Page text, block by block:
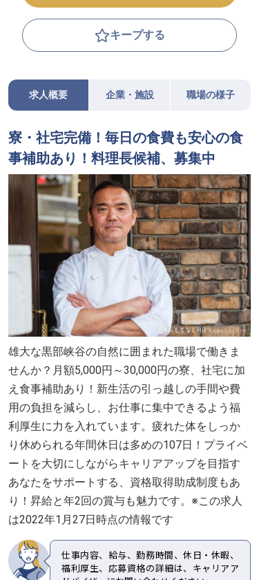
キープする
求人概要 企業・施設 職場の様子
寮・社宅完備！毎日の食費も安心の食
事補助あり！料理長候補、募集中
雄大な黒部峡谷の自然に囲まれた職場で働きま
せんか？月額5,000円～30,000円の寮、社宅に加
え食事補助あり！新生活の引っ越しの手間や費
用の負担を減らし、お仕事に集中できるよう福
利厚生に力を入れています。疲れた体をしっか
り休められる年間休日は多めの107日！プライベ
ートを大切にしながらキャリアアップを目指す
あなたをサポートする、資格取得助成制度もあ
り！昇給と年2回の賞与も魅力です。※この求人
は2022年1月27日時点の情報です
仕事内容、給与、勤務時間、休日・休暇、
福利厚生、応募資格の詳細は、キャリアア